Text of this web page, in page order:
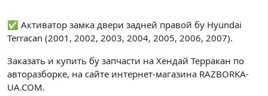
✅ Активатор замка двери задней правой бу Hyundai
Terracan (2001, 2002, 2003, 2004, 2005, 2006, 2007).
Заказать и купить бу запчасти на Хендай Терракан по
авторазборке, на сайте интернет-магазина RAZBORKA-
UA.COM.